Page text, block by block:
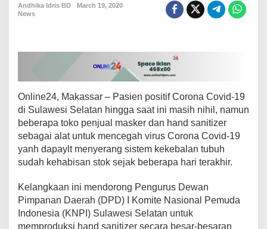
u
o
u
k
s
i
a
n
a
g
i
k
Andhika Idris BD
March 19, 2020
News
Online24, Makassar – Pasien positif Corona Covid-19
di Sulawesi Selatan hingga saat ini masih nihil, namun
beberapa toko penjual masker dan hand sanitizer
sebagai alat untuk mencegah virus Corona Covid-19
yanh dapaylt menyerang sistem kekebalan tubuh
sudah kehabisan stok sejak beberapa hari terakhir.
Kelangkaan ini mendorong Pengurus Dewan
Pimpanan Daerah (DPD) I Komite Nasional Pemuda
Indonesia (KNPI) Sulawesi Selatan untuk
memproduksi hand sanitizer secara besar-besaran